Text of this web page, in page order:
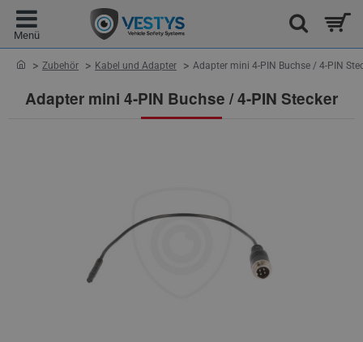
Adapter mini 4-PIN Buchse / 4-PIN Stecker
homeZubehör Kabel und Adapter Adapter mini 4-PIN Buchse / 4-PIN